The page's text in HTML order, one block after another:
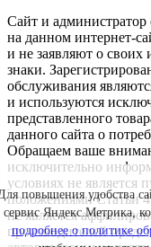
Сайт и администратор
на данном интернет-
и не заявляют о своих
знаки.
обслуживания
и используются
представленного
данного сайта о
Обращаем ваше
исключительно
условиях не является
положениями Статьи
не является
производителей
повышения удобства
сервис Яндекс.Метрика,
подробнее о политике